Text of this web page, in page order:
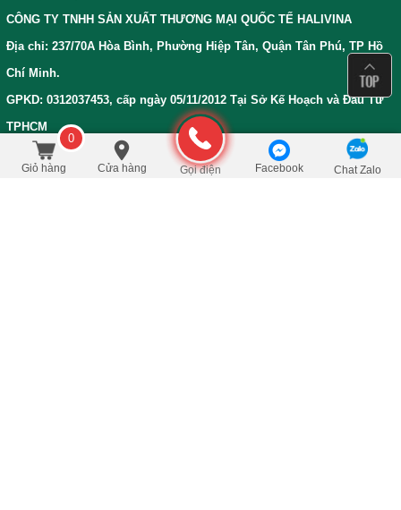
2.250.000 1.650.000đ/Cái Đặt mua
CÔNG TY TNHH SẢN XUẤT THƯƠNG MẠI QUỐC TẾ HALIVINA
Địa chỉ: 237/70A Hòa Bình, Phường Hiệp Tân, Quận Tân Phú, TP Hồ
Chí Minh.
GPKD: 0312037453, cấp ngày 05/11/2012 Tại Sở Kế Hoạch và Đầu Tư
TPHCM
0
Giỏ hàng Cửa hàng Gọi điện Facebook Chat Zalo